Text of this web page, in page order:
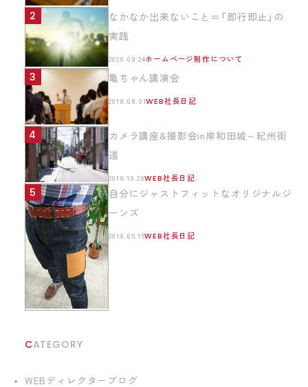
なかなか出来ないこと＝「即行即止」の
実践
2020.08.24ホームページ制作について
亀ちゃん講演会
2018.08.01WEB社長日記
カメラ講座&撮影会in岸和田城～紀州街
道
2018.10.20WEB社長日記
自分にジャストフィットなオリジナルジ
ーンズ
2018.05.15WEB社長日記
CATEGORY
WEBディレクターブログ